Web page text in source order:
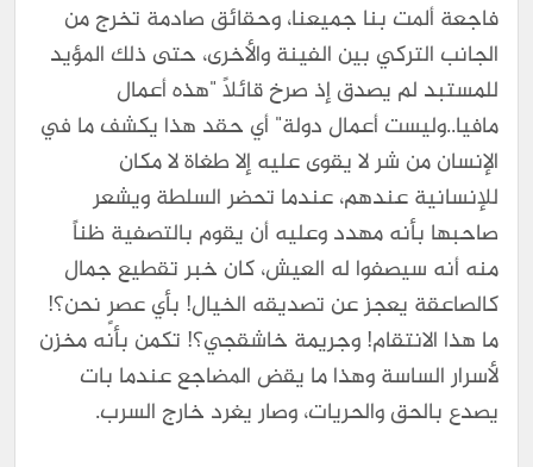
فاجعة ألمت بنا جميعنا، وحقائق صادمة تخرج من
الجانب التركي بين الفينة والأخرى، حتى ذلك المؤيد
للمستبد لم يصدق إذ صرخ قائلاً "هذه أعمال
مافيا..وليست أعمال دولة" أي حقد هذا يكشف ما في
الإنسان من شر لا يقوى عليه إلا طغاة لا مكان
للإنسانية عندهم، عندما تحضر السلطة ويشعر
صاحبها بأنه مهدد وعليه أن يقوم بالتصفية ظناً
منه أنه سيصفوا له العيش، كان خبر تقطيع جمال
كالصاعقة يعجز عن تصديقه الخيال! بأي عصرٍ نحن؟!
ما هذا الانتقام! وجريمة خاشقجي؟! تكمن بأنه مخزن
لأسرار الساسة وهذا ما يقض المضاجع عندما بات
يصدع بالحق والحريات، وصار يغرد خارج السرب.